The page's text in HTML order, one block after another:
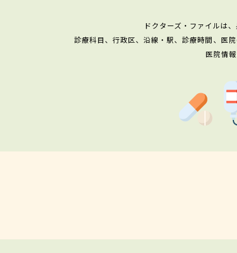
ドクターズ・ファイルは
診療科目、行政区、沿線・駅、診療時間、医
医院情